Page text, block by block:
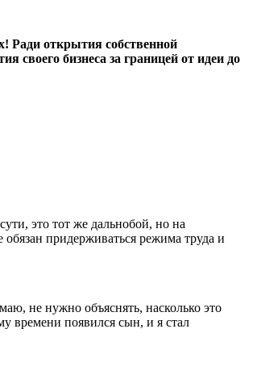
Ради открытия собственной
своего бизнеса за границей от идеи до
это тот же дальнобой, но на
придерживаться режима труда и
не нужно объяснять, насколько это
времени появился сын, и я стал